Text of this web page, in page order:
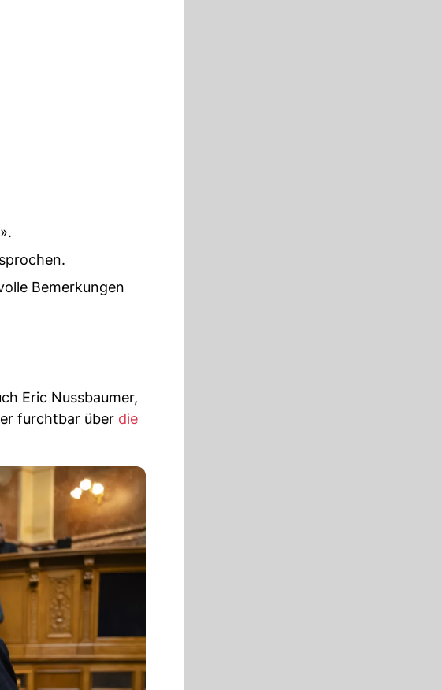
Bemerkungen
Eric Nussbaumer,
furchtbar über die